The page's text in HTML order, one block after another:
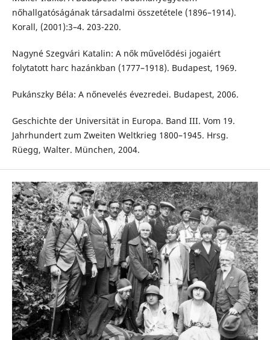
nőhallgatóságának társadalmi összetétele (1896–1914).
Korall, (2001):3–4. 203-220.
Nagyné Szegvári Katalin: A nők művelődési jogaiért
folytatott harc hazánkban (1777–1918). Budapest, 1969.
Pukánszky Béla: A nőnevelés évezredei. Budapest, 2006.
Geschichte der Universität in Europa. Band III. Vom 19.
Jahrhundert zum Zweiten Weltkrieg 1800–1945. Hrsg.
Rüegg, Walter. München, 2004.